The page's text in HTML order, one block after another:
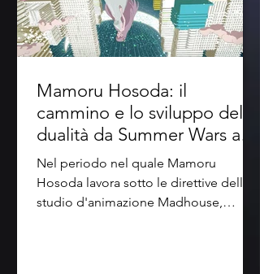
Mamoru Hosoda: il
cammino e lo sviluppo delle
dualità da Summer Wars a
Belle
Nel periodo nel quale Mamoru
Hosoda lavora sotto le direttive dello
studio d'animazione Madhouse,